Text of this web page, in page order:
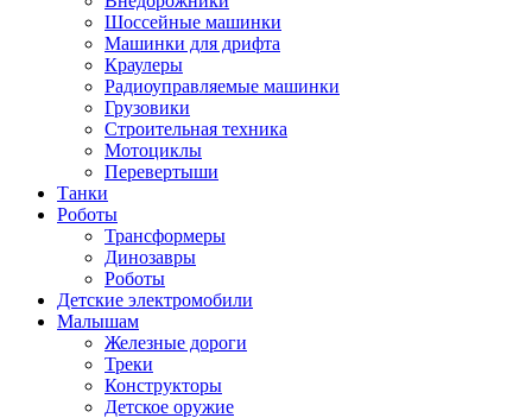
Шоссейные машинки
Машинки для дрифта
Краулеры
Радиоуправляемые машинки
Грузовики
Строительная техника
Мотоциклы
Перевертыши
Танки
Роботы
Трансформеры
Динозавры
Роботы
Детские электромобили
Малышам
Железные дороги
Треки
Конструкторы
Детское оружие